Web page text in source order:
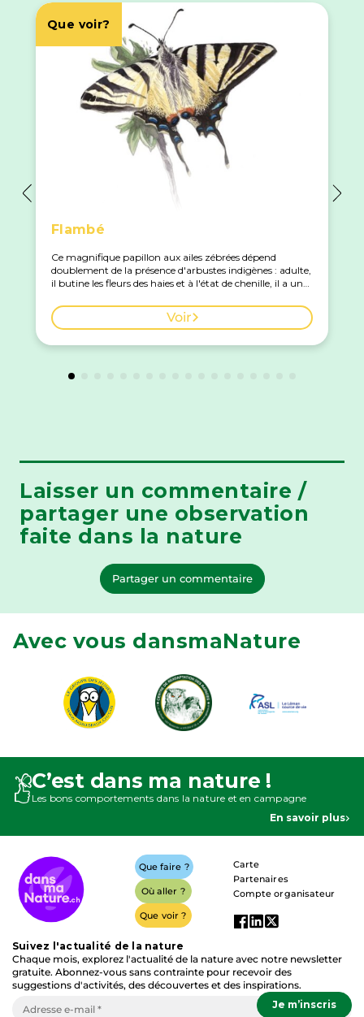
Que voir?
Flambé
Ce magnifique papillon aux ailes zébrées dépend
doublement de la présence d'arbustes indigènes : adulte,
il butine les fleurs des haies et à l'état de chenille, il a une
des observations à Genève.
Voir
Laisser un commentaire /
partager une observation
faite dans la nature
Partager un commentaire
Avec vous dansmaNature
C’est dans ma nature !
Les bons comportements dans la nature et en campagne
En savoir plus
Que faire ?
Où aller ?
Que voir ?
Carte
Partenaires
Compte organisateur
Suivez l'actualité de la nature
Chaque mois, explorez l'actualité de la nature avec notre newsletter
gratuite. Abonnez-vous sans contrainte pour recevoir des
suggestions d'activités, des découvertes et des inspirations.